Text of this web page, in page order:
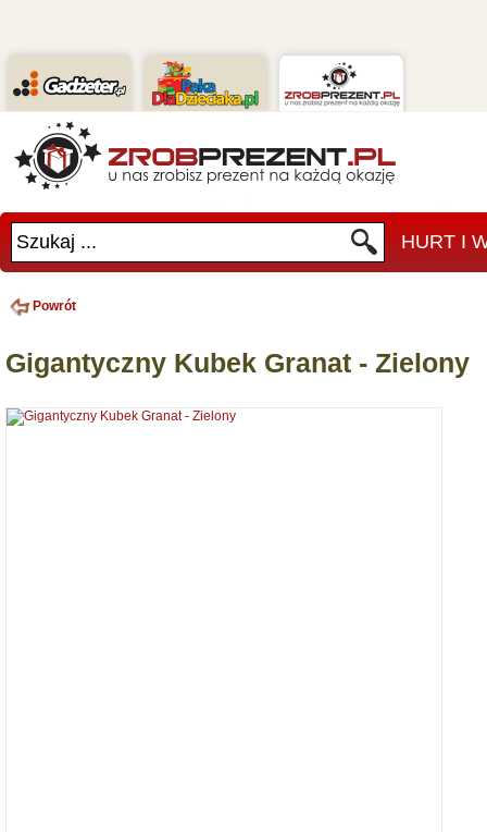
Szukaj ... HURT I
Powrót
Gigantyczny Kubek Granat - Zielony